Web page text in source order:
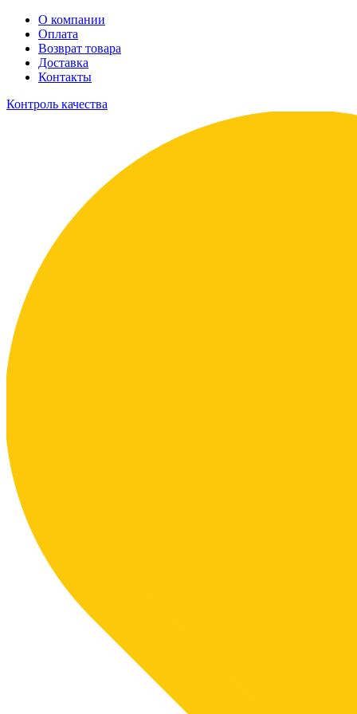
О компании
Оплата
Возврат товара
Доставка
Контакты
Контроль качества